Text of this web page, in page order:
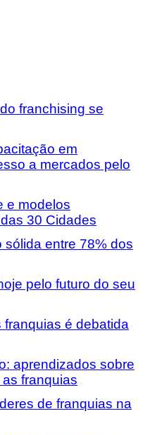
franchising se
em
a mercados pelo
e modelos
30 Cidades
sólida entre 78% dos
pelo futuro do seu
é debatida
aprendizados sobre
as franquias
de franquias na